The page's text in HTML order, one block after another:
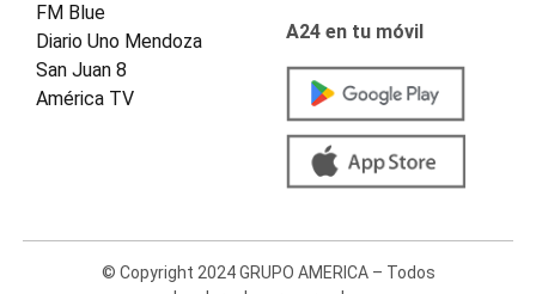
FM Blue
Diario Uno Mendoza
San Juan 8
América TV
A24 en tu móvil
© Copyright 2024 GRUPO AMERICA – Todos